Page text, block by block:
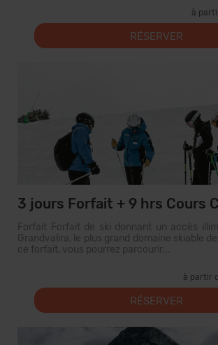
à
RÉSERVER
3 jours Forfait + 9 hrs Cours
Forfait Forfait de ski donnant un accès
Grandvalira, le plus grand domaine skiable
ce forfait, vous pourrez parcourir...
à partir
RÉSERVER